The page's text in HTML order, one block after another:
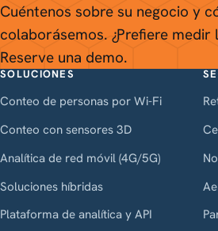
Cuéntenos sobre su negocio y
colaborásemos. ¿Prefiere
Reserve una demo.
SOLUCIONES
Conteo de personas por Wi-Fi
Conteo con sensores 3D
Analítica de red móvil (4G/5G)
Soluciones híbridas
Plataforma de analítica y API